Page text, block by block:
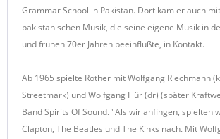
Grammar School in Pakistan. Dort kam er auch
pakistanischen Musik, die seine eigene Musik in
und frühen 70er Jahren beeinflußte, in Kontakt.
Ab 1965 spielte Rother mit Wolfgang Riechmann
Streetmark) und Wolfgang Flür (dr) (später
Band Spirits Of Sound. "Als wir anfingen, spielten
Clapton, The Beatles und The Kinks nach. Mit